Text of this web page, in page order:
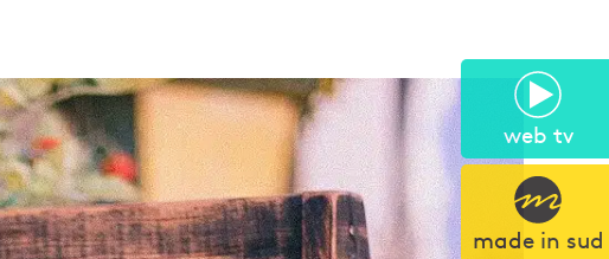
web tv
made in sud